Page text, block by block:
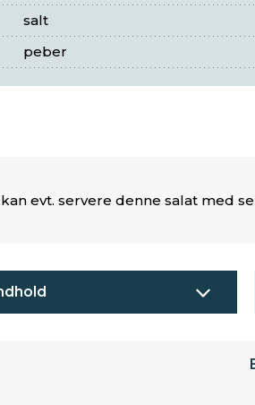
salt
peber
evt. servere denne salat med